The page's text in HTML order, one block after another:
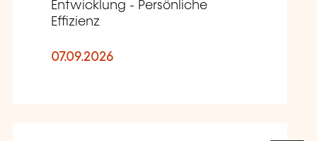
Entwicklung - Persönliche
Effizienz
07.09.2026